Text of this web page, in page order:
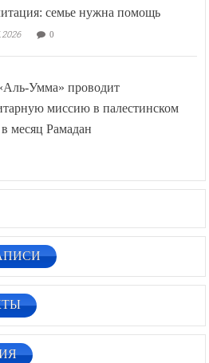
семье нужна помощь
0
Умма» проводит
миссию в палестинском
в месяц Рамадан